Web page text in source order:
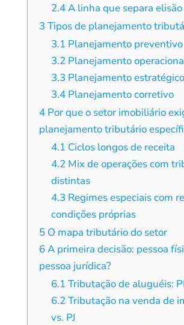
2.4A linha que separa
3 Tipos de planejamento
3.1 Planejamento preventivo
3.2 Planejamento
3.3 Planejamento estratégico
3.4 Planejamento corretivo
4 Por que o setor imobiliário
planejamento tributário
4.1 Ciclos longos de receita
4.2 Mix de operações com
distintas
4.3 Regimes especiais com
condições próprias
5 O mapa tributário do setor
6A primeira decisão: pessoa
pessoa jurídica?
6.1 Tributação de aluguéis:
6.2Tributação na venda de
vs. PJ